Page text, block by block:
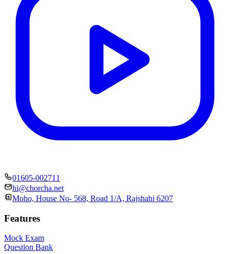
01605-002711
hi@chorcha.net
Moho, House No- 568, Road 1/A, Rajshahi 6207
Features
Mock Exam
Question Bank